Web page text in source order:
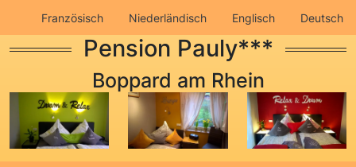
Französisch Niederländisch Englisch Deutsch
Impressum Datenschutz
Pension Pauly***
Boppard am Rhein